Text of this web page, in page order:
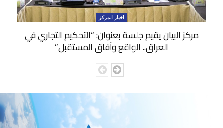
اخبار المركز
مركز البيان يقيم جلسة بعنوان: “التحكيم التجاري في
العراق.. الواقع وآفاق المستقبل”